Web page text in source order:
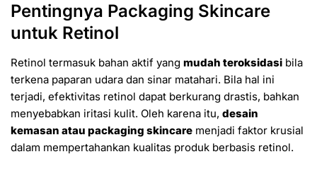
Pentingnya Packaging Skincare
untuk Retinol
Retinol termasuk bahan aktif yang mudah teroksidasi bila
terkena paparan udara dan sinar matahari. Bila hal ini
terjadi, efektivitas retinol dapat berkurang drastis, bahkan
menyebabkan iritasi kulit. Oleh karena itu, desain
kemasan atau packaging skincare menjadi faktor krusial
dalam mempertahankan kualitas produk berbasis retinol.